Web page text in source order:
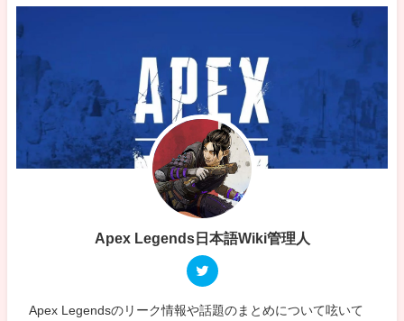
Apex Legends日本語Wiki管理人
Apex Legendsのリーク情報や話題のまとめについて呟いて